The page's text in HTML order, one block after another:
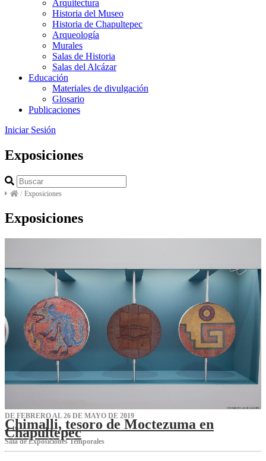
Arquitectura
Historia del Museo
Historia de Chapultepec
Arqueología
Murales
Salas de Historia
Salas del Alcázar
Educación
Materiales de divulgación
Glosario
Publicaciones
Iniciar Sesión
Exposiciones
/ Exposiciones
Exposiciones
DE FEBRERO AL 26 DE MAYO DE 2019
Chimalli, tesoro de Moctezuma en
Chapultepec
Sala de Exposiciones Temporales